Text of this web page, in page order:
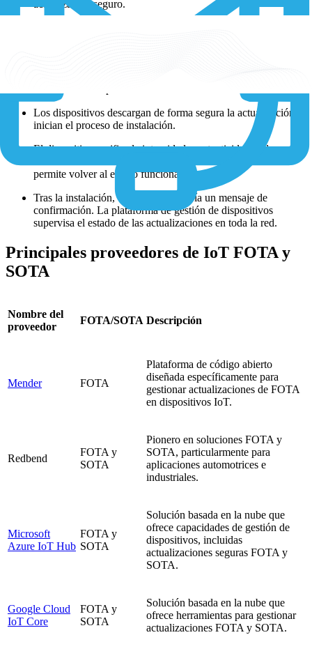
actualización seguro.
Los dispositivos descargan de forma segura la actualización e
inician el proceso de instalación.
El dispositivo verifica la integridad y autenticidad de la
permite volver al estado funcional anterior.
Tras la instalación, el dispositivo envía un mensaje de
confirmación. La plataforma de gestión de dispositivos
supervisa el estado de las actualizaciones en toda la red.
Principales proveedores de IoT FOTA y
SOTA
Nombre del
proveedor
FOTA/SOTA Descripción
Mender FOTA
Plataforma de código abierto
diseñada específicamente para
gestionar actualizaciones de FOTA
en dispositivos IoT.
Redbend
FOTA y
SOTA
Pionero en soluciones FOTA y
SOTA, particularmente para
aplicaciones automotrices e
industriales.
Microsoft
Azure IoT Hub
FOTA y
SOTA
Solución basada en la nube que
ofrece capacidades de gestión de
dispositivos, incluidas
actualizaciones seguras FOTA y
SOTA.
Google Cloud
IoT Core
FOTA y
SOTA
Solución basada en la nube que
ofrece herramientas para gestionar
actualizaciones FOTA y SOTA.